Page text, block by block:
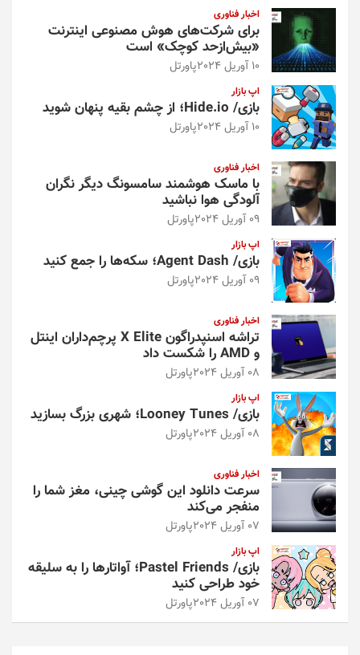
اخبار فناوری
برای شرکت‌های هوش مصنوعی اینترنت
«بیش‌از‌حد کوچک» است
10 آوریل 2024 پاورتل
اپ بازار
بازی/ Hide.io؛ از چشم بقیه پنهان شوید
10 آوریل 2024 پاورتل
اخبار فناوری
با ماسک هوشمند سامسونگ دیگر نگران
آلودگی هوا نباشید
09 آوریل 2024 پاورتل
اپ بازار
بازی/ Agent Dash؛ سکه‌ها را جمع کنید
09 آوریل 2024 پاورتل
اخبار فناوری
تراشه اسنپدراگون X Elite پرچم‌داران اینتل
و AMD را شکست داد
08 آوریل 2024 پاورتل
اپ بازار
بازی/ Looney Tunes؛ شهری بزرگ بسازید
08 آوریل 2024 پاورتل
اخبار فناوری
سرعت دانلود این گوشی چینی، مغز شما را
منفجر می‌کند
07 آوریل 2024 پاورتل
اپ بازار
بازی/ Pastel Friends؛ آواتارها را به سلیقه
خود طراحی کنید
07 آوریل 2024 پاورتل